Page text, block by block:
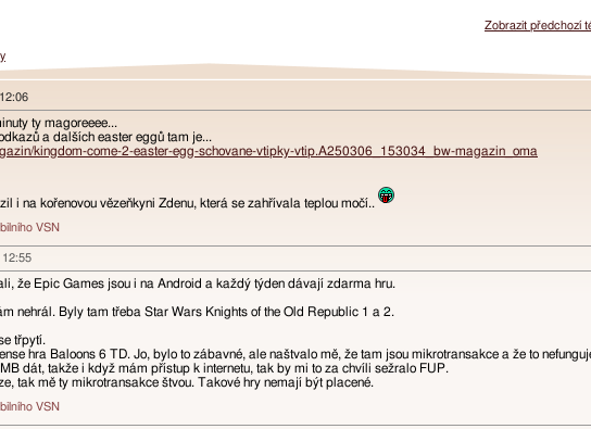
Zobrazit předchozí
ty magoreeee...
a dalších easter eggů tam je...
kingdom-come-2-easter-egg-schovane-vtipky-vtip.A250306_153034_bw-magazin_oma
i na kořenovou vězeňkyni Zdenu, která se zahřívala teplou močí..
VSN
12:55
že Epic Games jsou i na Android a každý týden dávají zdarma hru.
nehrál. Byly tam třeba Star Wars Knights of the Old Republic 1 a 2.
třpytí.
hra Baloons 6 TD. Jo, bylo to zábavné, ale naštvalo mě, že tam jsou mikrotransakce a že to
dát, takže i když mám přístup k internetu, tak by mi to za chvíli sežralo FUP.
tak mě ty mikrotransakce štvou. Takové hry nemají být placené.
VSN